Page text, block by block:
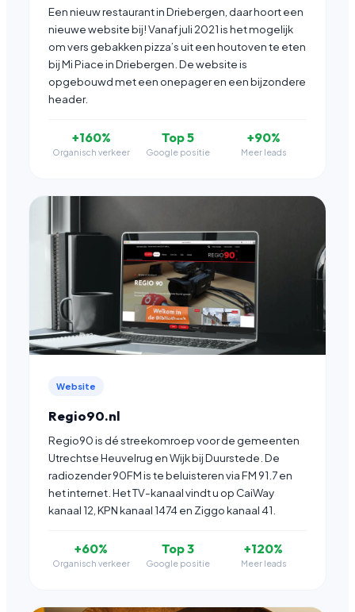
Een nieuw restaurant in Driebergen, daar hoort een
nieuwe website bij! Vanaf juli 2021 is het mogelijk
om vers gebakken pizza’s uit een houtoven te eten
bij Mi Piace in Driebergen. De website is
opgebouwd met een onepager en een bijzondere
header.
+160%
Organisch verkeer
Top 5
Google positie
+90%
Meer leads
Website
Regio90.nl
Regio90 is dé streekomroep voor de gemeenten
Utrechtse Heuvelrug en Wijk bij Duurstede. De
radiozender 90FM is te beluisteren via FM 91.7 en
het internet. Het TV-kanaal vindt u op CaiWay
kanaal 12, KPN kanaal 1474 en Ziggo kanaal 41.
+60%
Organisch verkeer
Top 3
Google positie
+120%
Meer leads